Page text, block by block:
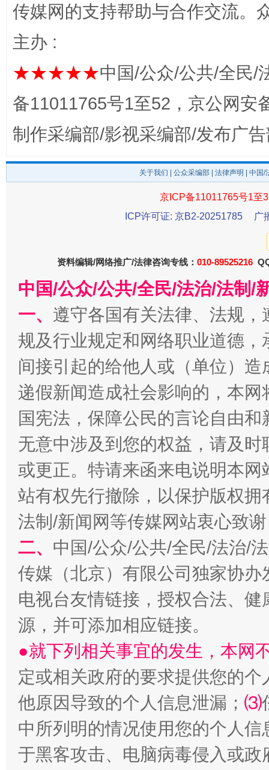
完善运行机制助力责任有效落实 一纸欠
东山县通报“牛蛙产品抗生素超标问题” 法
千年窑火 生生不息
受贿1.44亿！段成刚被判无期 从幼
传媒网的支持帮助与合作交流。
主办 :
★★★★★中国/公众/公共/全民/
备11011765号1至52，京公网安
制作采编部/影视采编部/发布广
关于我们 公众采编部 法律声明 | 中国
京ICP备11011765号1至
ICP许可证: 京B2-20251785
广
资料编辑/网络推广/法律咨询专线： 010-89525216
中国/公众/公共/全民/法治/法制/
一、 遵守各国有关法律、法规
规及行业规定和网络职业道德
间接引起的给他人或（单位）
递假新闻造成社会影响的，本
国宪法，保障公民的言论自由
无意中涉及到您的权益，请及
或更正。特请来函来电说明本
站有权先行撤除，以保护版权
法制/新闻网等传媒网站衷心致
二、 中国/公众/公共/全民/法治/
传媒（北京）有限公司独家协
电视台友情链接，授权合法、
源，并可添加相应链接。
●就下列相关事宜的发生，本网
定或相关政府的要求提供您的个
他原因导致的个人信息泄漏； ⑶
中所列明的情况使用您的个人
于黑客攻击、电脑病毒侵入或